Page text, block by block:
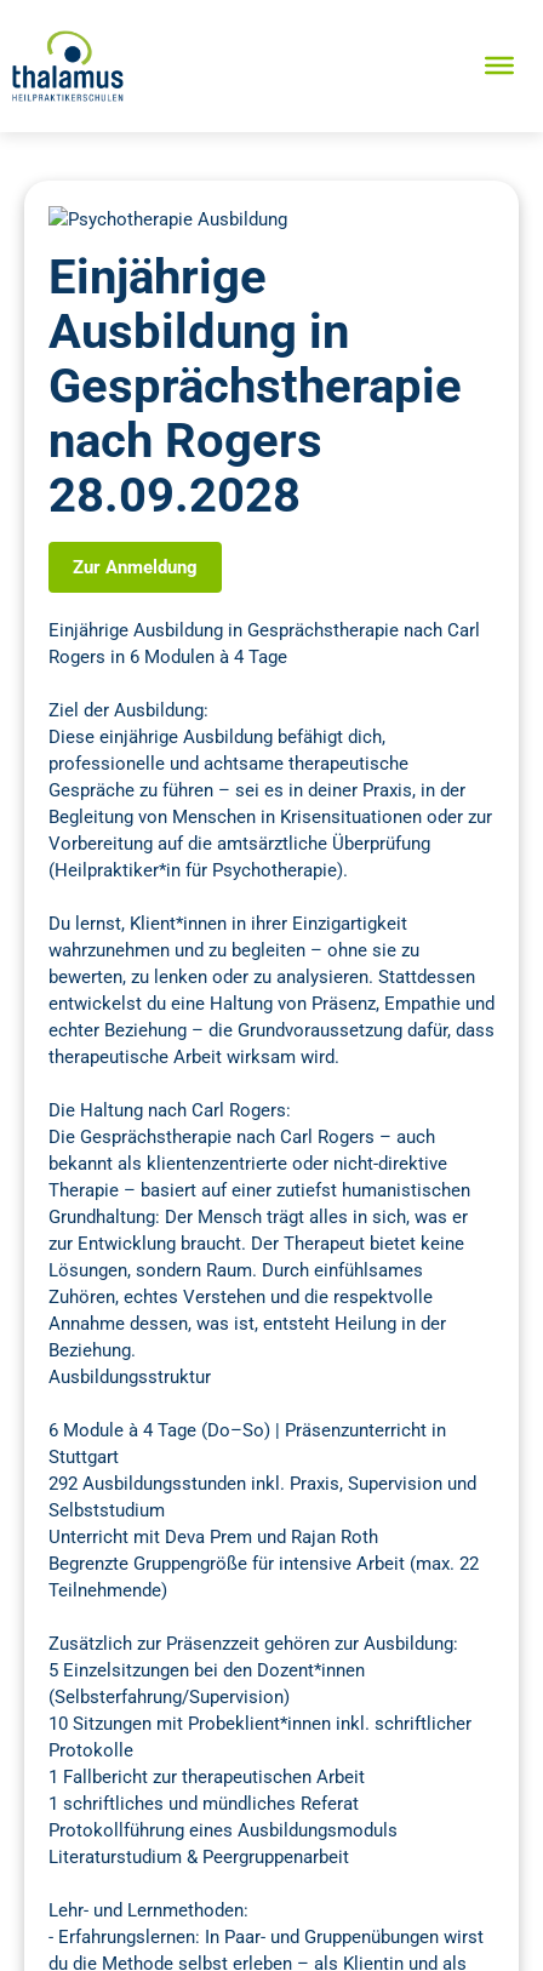
Einjährige
Ausbildung in
Gesprächstherapie
nach Rogers
28.09.2028
Zur Anmeldung
Einjährige Ausbildung in Gesprächstherapie nach Carl
Rogers in 6 Modulen à 4 Tage
Ziel der Ausbildung:
Diese einjährige Ausbildung befähigt dich,
professionelle und achtsame therapeutische
Gespräche zu führen – sei es in deiner Praxis, in der
Begleitung von Menschen in Krisensituationen oder zur
Vorbereitung auf die amtsärztliche Überprüfung
(Heilpraktiker*in für Psychotherapie).
Du lernst, Klient*innen in ihrer Einzigartigkeit
wahrzunehmen und zu begleiten – ohne sie zu
bewerten, zu lenken oder zu analysieren. Stattdessen
entwickelst du eine Haltung von Präsenz, Empathie und
echter Beziehung – die Grundvoraussetzung dafür, dass
therapeutische Arbeit wirksam wird.
Die Haltung nach Carl Rogers:
Die Gesprächstherapie nach Carl Rogers – auch
bekannt als klientenzentrierte oder nicht-direktive
Therapie – basiert auf einer zutiefst humanistischen
Grundhaltung: Der Mensch trägt alles in sich, was er
zur Entwicklung braucht. Der Therapeut bietet keine
Lösungen, sondern Raum. Durch einfühlsames
Zuhören, echtes Verstehen und die respektvolle
Annahme dessen, was ist, entsteht Heilung in der
Beziehung.
Ausbildungsstruktur
6 Module à 4 Tage (Do–So) | Präsenzunterricht in
Stuttgart
292 Ausbildungsstunden inkl. Praxis, Supervision und
Selbststudium
Unterricht mit Deva Prem und Rajan Roth
Begrenzte Gruppengröße für intensive Arbeit (max. 22
Teilnehmende)
Zusätzlich zur Präsenzzeit gehören zur Ausbildung:
5 Einzelsitzungen bei den Dozent*innen
(Selbsterfahrung/Supervision)
10 Sitzungen mit Probeklient*innen inkl. schriftlicher
Protokolle
1 Fallbericht zur therapeutischen Arbeit
1 schriftliches und mündliches Referat
Protokollführung eines Ausbildungsmoduls
Literaturstudium & Peergruppenarbeit
Lehr- und Lernmethoden:
- Erfahrungslernen: In Paar- und Gruppenübungen wirst
du die Methode selbst erleben – als Klientin und als